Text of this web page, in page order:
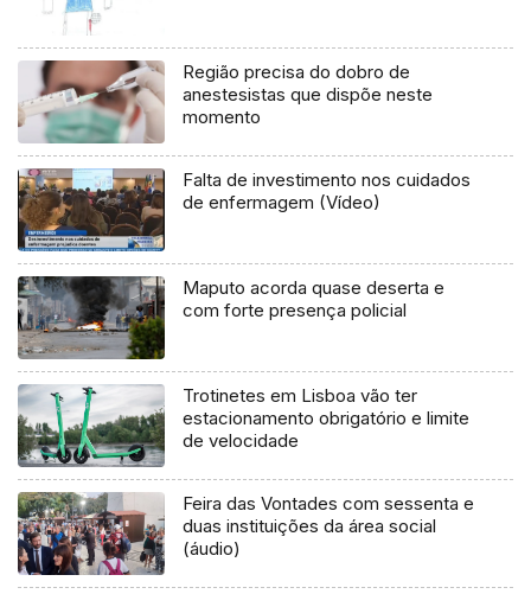
Região precisa do dobro de
anestesistas que dispõe neste
momento
Falta de investimento nos cuidados
de enfermagem (Vídeo)
Maputo acorda quase deserta e
com forte presença policial
Trotinetes em Lisboa vão ter
estacionamento obrigatório e limite
de velocidade
Feira das Vontades com sessenta e
duas instituições da área social
(áudio)